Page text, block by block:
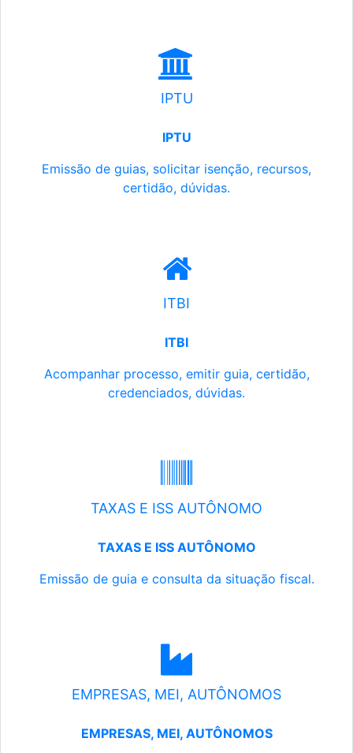
IPTU
IPTU
Emissão de guias, solicitar isenção, recursos,
certidão, dúvidas.
ITBI
ITBI
Acompanhar processo, emitir guia, certidão,
credenciados, dúvidas.
TAXAS E ISS AUTÔNOMO
TAXAS E ISS AUTÔNOMO
Emissão de guia e consulta da situação fiscal.
EMPRESAS, MEI, AUTÔNOMOS
EMPRESAS, MEI, AUTÔNOMOS